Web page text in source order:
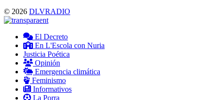
© 2026 DLVRADIO
El Decreto
En L'Escola con Nuria
Justicia Poética
Opinión
Emergencia climática
Feminismo
Informativos
La Porra